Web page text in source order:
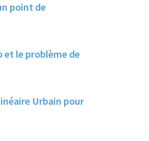
point de
et le problème de
Urbain pour